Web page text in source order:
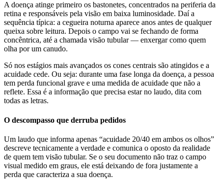
A doença atinge primeiro os bastonetes, concentrados na periferia da
retina e responsáveis pela visão em baixa luminosidade. Daí a
sequência típica: a cegueira noturna aparece anos antes de qualquer
queixa sobre leitura. Depois o campo vai se fechando de forma
concêntrica, até a chamada visão tubular — enxergar como quem
olha por um canudo.
Só nos estágios mais avançados os cones centrais são atingidos e a
acuidade cede. Ou seja: durante uma fase longa da doença, a pessoa
tem perda funcional grave e uma medida de acuidade que não a
reflete. Essa é a informação que precisa estar no laudo, dita com
todas as letras.
O descompasso que derruba pedidos
Um laudo que informa apenas “acuidade 20/40 em ambos os olhos”
descreve tecnicamente a verdade e comunica o oposto da realidade
de quem tem visão tubular. Se o seu documento não traz o campo
visual medido em graus, ele está deixando de fora justamente a
perda que caracteriza a sua doença.